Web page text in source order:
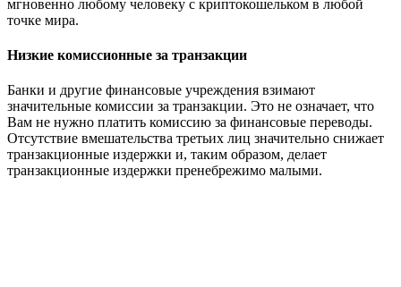
мгновенно любому человеку с криптокошельком в любой
точке мира.
Низкие комиссионные за транзакции
Банки и другие финансовые учреждения взимают
значительные комиссии за транзакции. Это не означает, что
Вам не нужно платить комиссию за финансовые переводы.
Отсутствие вмешательства третьих лиц значительно снижает
транзакционные издержки и, таким образом, делает
транзакционные издержки пренебрежимо малыми.